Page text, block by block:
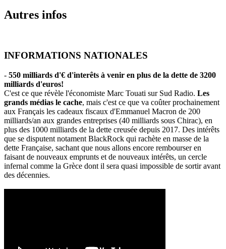
Autres infos
INFORMATIONS NATIONALES
- 550 milliards d'€ d'interêts à venir en plus de la dette de 3200
milliards d'euros!
C'est ce que révèle l'économiste Marc Touati sur Sud Radio. Les
grands médias le cache, mais c'est ce que va coûter prochainement
aux Français les cadeaux fiscaux d'Emmanuel Macron de 200
milliards/an aux grandes entreprises (40 milliards sous Chirac), en
plus des 1000 milliards de la dette creusée depuis 2017. Des intérêts
que se disputent notament BlackRock qui rachète en masse de la
dette Française, sachant que nous allons encore rembourser en
faisant de nouveaux emprunts et de nouveaux intérêts, un cercle
infernal comme la Grèce dont il sera quasi impossible de sortir avant
des décennies.